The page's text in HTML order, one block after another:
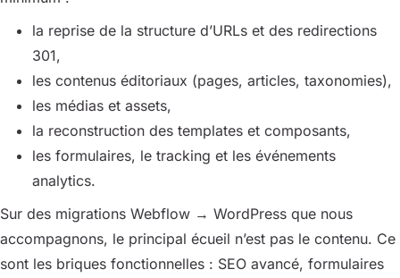
la reprise de la structure d’URLs et des redirections
301,
les contenus éditoriaux (pages, articles, taxonomies),
les médias et assets,
la reconstruction des templates et composants,
les formulaires, le tracking et les événements
analytics.
Sur des migrations Webflow → WordPress que nous
accompagnons, le principal écueil n’est pas le contenu. Ce
sont les briques fonctionnelles : SEO avancé, formulaires